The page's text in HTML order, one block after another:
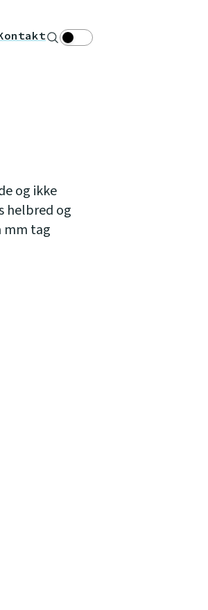
Søg Theme toggle
og ikke
helbred og
mm tag